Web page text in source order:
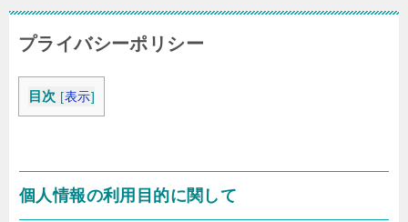
プライバシーポリシー
目次 [表示]
個人情報の利用目的に関して